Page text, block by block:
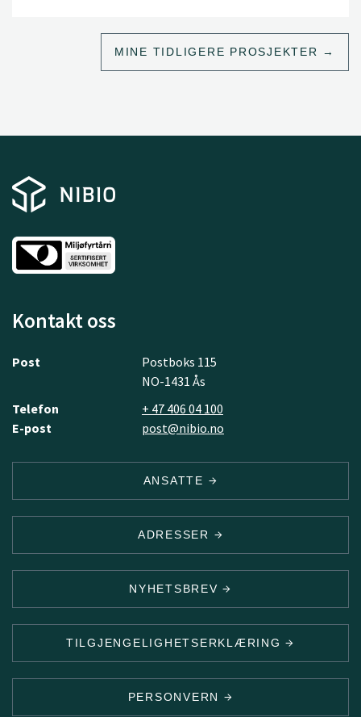
MINE TIDLIGERE PROSJEKTER
Kontakt oss
Post
Postboks 115
NO-1431 Ås
Telefon
+ 47 406 04 100
E-post
post@nibio.no
ANSATTE
ADRESSER
NYHETSBREV
TILGJENGELIGHETSERKLÆRING
PERSONVERN